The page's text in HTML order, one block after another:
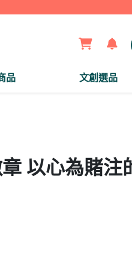
品 文創選品
章 以心為賭